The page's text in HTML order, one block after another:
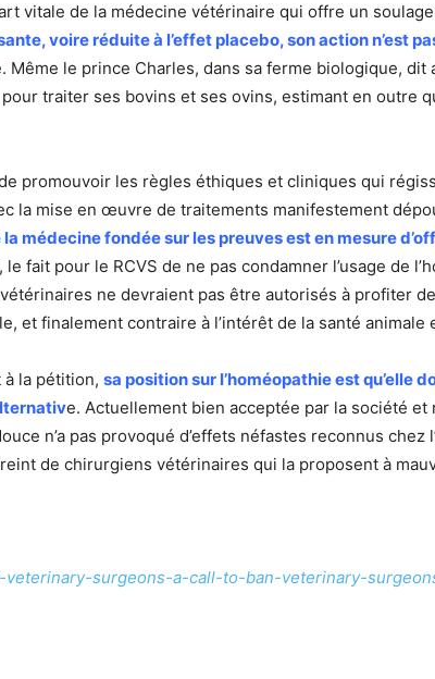
vitale de la médecine vétérinaire qui offre un
voire réduite à l’effet placebo, son action n’est
le prince Charles, dans sa ferme biologique, dit
traiter ses bovins et ses ovins, estimant en outre
promouvoir les règles éthiques et cliniques qui
la mise en œuvre de traitements manifestement
la médecine fondée sur les preuves est en mesure
le fait pour le RCVS de ne pas condamner l’usage de
ne devraient pas être autorisés à profiter
et finalement contraire à l’intérêt de la santé animale
à la pétition, sa position sur l’homéopathie est
e. Actuellement bien acceptée par la société
n’a pas provoqué d’effets néfastes reconnus chez
de chirurgiens vétérinaires qui la proposent à
surgeons-a-call-to-ban-veterinary-